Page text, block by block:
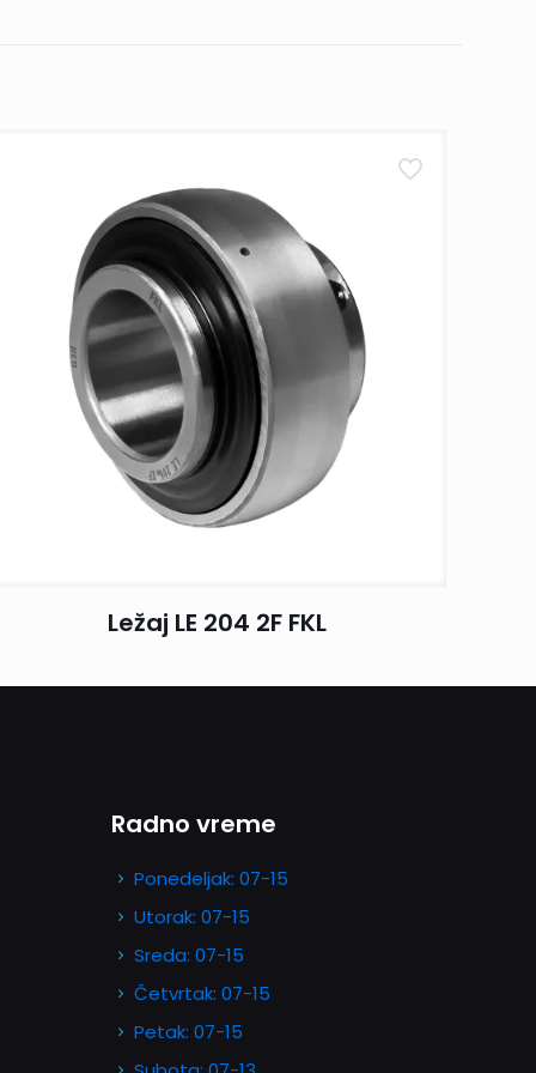
8 i 16 časova. Bitno je da u tom periodu
tokom transporta. Međutim, preporučujemo da
i odmah nas obavestite. U suprotnom, ako je
terminu dostave. Ukoliko ni drugi pokušaj
Naš cilj je da proces dostave bude što efikasniji
Ležaj LE 204 2F FKL
Radno vreme
Ponedeljak: 07-15
Utorak: 07-15
Sreda: 07-15
Četvrtak: 07-15
Petak: 07-15